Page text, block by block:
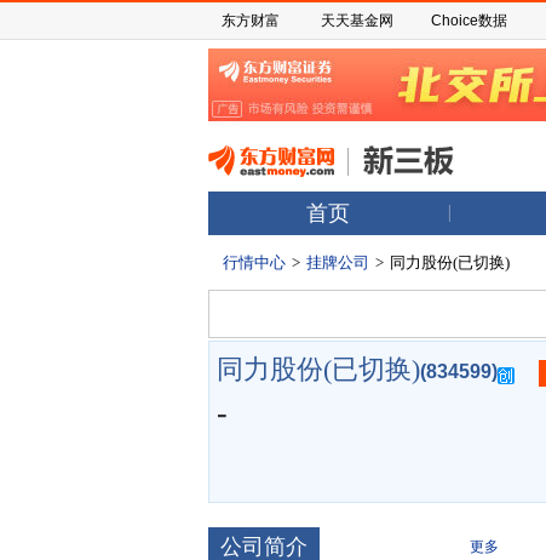
东方财富 天天基金网 Choice数据
首页
行情中心 > 挂牌公司 > 同力股份(已切换)
同力股份(已切换)(834599)
-
公司简介 更多